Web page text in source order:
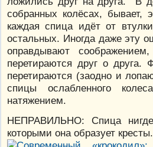
собранных колёсах, бывает,
каждая спица идёт от
остальных. Иногда даже эту
оправдывают
перетираются друг о друга.
перетираются (заодно и
спицы ослабленного
натяжением.
НЕПРАВИЛЬНО: Спица
которыми она образует кресты.